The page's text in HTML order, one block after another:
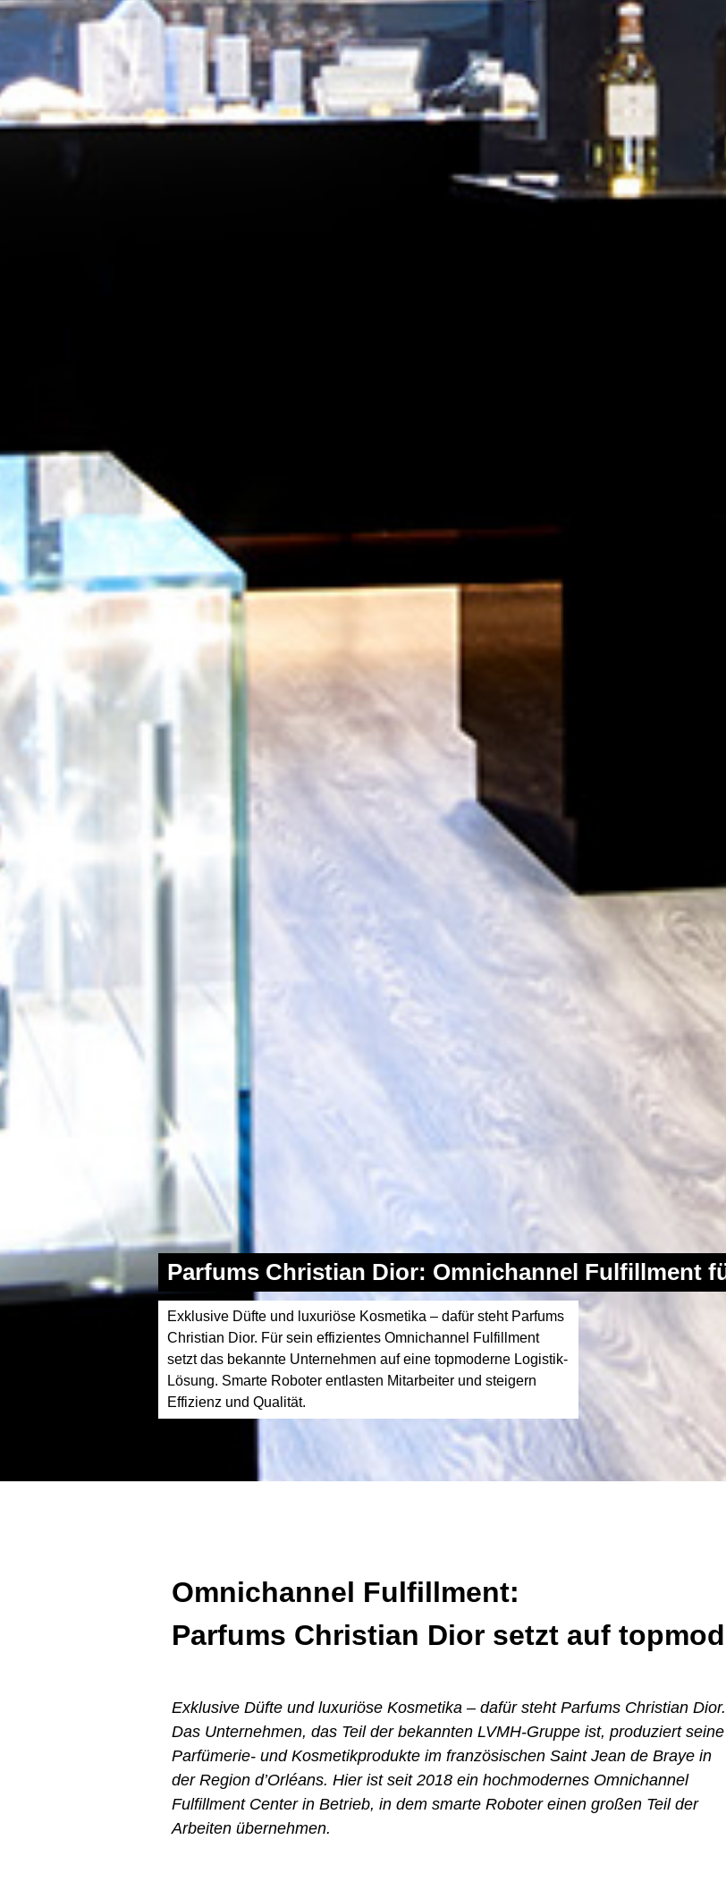
Parfums Christian Dior: Omnichannel Fulfillment
Exklusive Düfte und luxuriöse Kosmetika – dafür steht Parfums
Christian Dior. Für sein effizientes Omnichannel Fulfillment
setzt das bekannte Unternehmen auf eine topmoderne Logistik-
Lösung. Smarte Roboter entlasten Mitarbeiter und steigern
Effizienz und Qualität.
Omnichannel Fulfillment:
Parfums Christian Dior setzt auf
Exklusive Düfte und luxuriöse Kosmetika – dafür steht Parfums Christian Dior.
Das Unternehmen, das Teil der bekannten LVMH-Gruppe ist, produziert seine
Parfümerie- und Kosmetikprodukte im französischen Saint Jean de Braye in
der Region d’Orléans. Hier ist seit 2018 ein hochmodernes Omnichannel
Fulfillment Center in Betrieb, in dem smarte Roboter einen großen Teil der
Arbeiten übernehmen.